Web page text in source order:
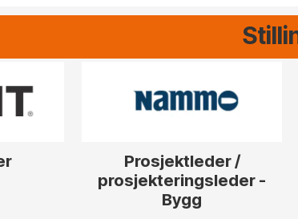
Prosjektleder /
prosjekteringsleder -
Bygg